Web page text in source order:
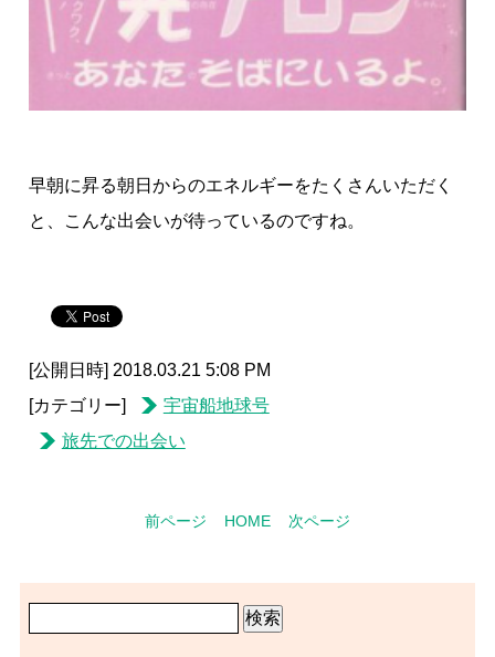
早朝に昇る朝日からのエネルギーをたくさんいただく
と、こんな出会いが待っているのですね。
[公開日時] 2018.03.21 5:08 PM
[カテゴリー]
宇宙船地球号
旅先での出会い
前ページ HOME 次ページ